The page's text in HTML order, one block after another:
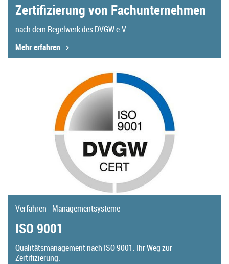
Zertifizierung von Fachunternehmen
nach dem Regelwerk des DVGW e.V.
Mehr erfahren
Verfahren - Managementsysteme
ISO 9001
Qualitätsmanagement nach ISO 9001. Ihr Weg zur
Zertifizierung.